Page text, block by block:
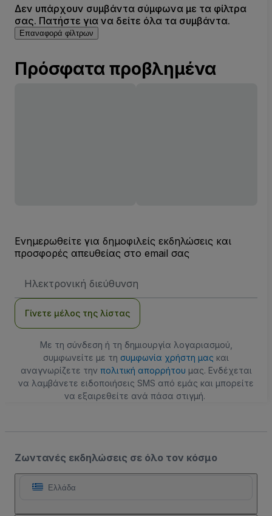
Δεν υπάρχουν συμβάντα σύμφωνα με τα φίλτρα
σας. Πατήστε για να δείτε όλα τα συμβάντα.
Επαναφορά φίλτρων
Πρόσφατα προβλημένα
Ενημερωθείτε για δημοφιλείς εκδηλώσεις και
προσφορές απευθείας στο email σας
Email
Γίνετε μέλος της λίστας
Με τη σύνδεση ή τη δημιουργία λογαριασμού,
συμφωνείτε με τη συμφωνία χρήστη μας και
αναγνωρίζετε την πολιτική απορρήτου μας. Ενδέχεται
να λαμβάνετε ειδοποιήσεις SMS από εμάς και μπορείτε
να εξαιρεθείτε ανά πάσα στιγμή.
Ζωντανές εκδηλώσεις σε όλο τον κόσμο
Ελλάδα